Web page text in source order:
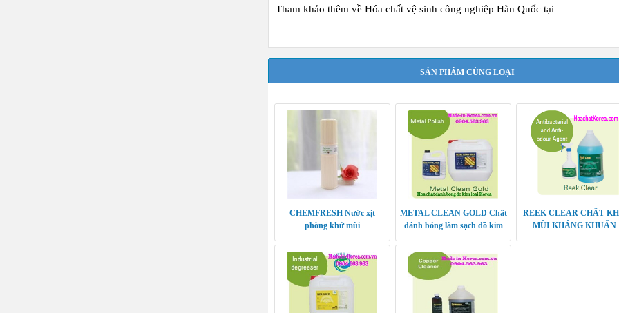
Tham khảo thêm về Hóa chất vệ sinh công nghiệp Hàn Quốc tại
SẢN PHẨM CÙNG LOẠI
CHEMFRESH Nước xịt
phòng khử mùi
METAL CLEAN GOLD Chất
đánh bóng làm sạch đồ kim
REEK CLEAR CHẤT
MÙI KHÁNG KHUẨN